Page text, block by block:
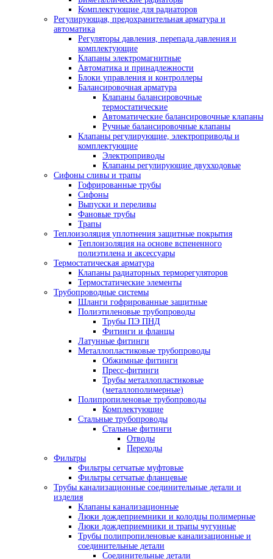
Комплектующие для радиаторов
Регулирующая, предохранительная арматура и
автоматика
Регуляторы давления, перепада давления и
комплектующие
Клапаны электромагнитные
Автоматика и принадлежности
Блоки управления и контроллеры
Балансировочная арматура
Клапаны балансировочные
термостатические
Автоматические балансировочные клапаны
Ручные балансировочные клапаны
Клапаны регулирующие, электроприводы и
комплектующие
Электроприводы
Клапаны регулирующие двухходовые
Сифоны сливы и трапы
Гофрированные трубы
Сифоны
Выпуски и переливы
Фановые трубы
Трапы
Теплоизоляция уплотнения защитные покрытия
Теплоизоляция на основе вспененного
полиэтилена и аксессуары
Термостатическая арматура
Клапаны радиаторных терморегуляторов
Термостатические элементы
Трубопроводные системы
Шланги гофрированные защитные
Полиэтиленовые трубопроводы
Трубы ПЭ ПНД
Фитинги и фланцы
Латунные фитинги
Металлопластиковые трубопроводы
Обжимные фитинги
Пресс-фитинги
Трубы металлопластиковые
(металлополимерные)
Полипропиленовые трубопроводы
Комплектующие
Стальные трубопроводы
Стальные фитинги
Отводы
Переходы
Фильтры
Фильтры сетчатые муфтовые
Фильтры сетчатые фланцевые
Трубы канализационные соединительные детали и
изделия
Клапаны канализационные
Люки дождеприемники и колодцы полимерные
Люки дождеприемники и трапы чугунные
Трубы полипропиленовые канализационные и
соединительные детали
Соединительные детали